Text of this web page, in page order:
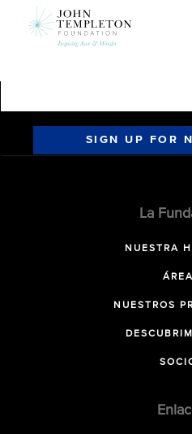
SIGN UP FOR
La
NUESTRA
NUESTROS